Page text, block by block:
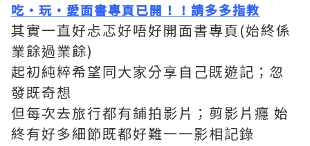
吃‧玩‧愛面書專頁已開！！請多多指教
其實一直好忐忑好唔好開面書專頁(始終係
業餘過業餘)
起初純粹希望同大家分享自己既遊記；忽
發既奇想
但每次去旅行都有鋪拍影片；剪影片癮 始
終有好多細節既都好難一一影相記錄